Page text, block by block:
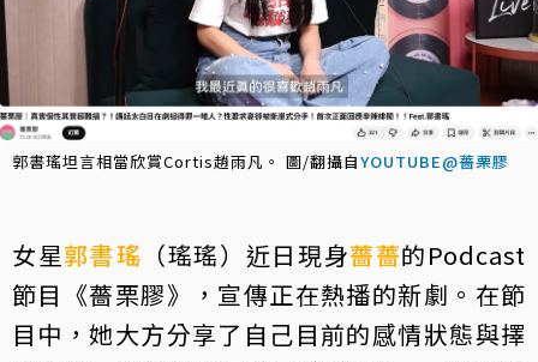
郭書瑤坦言相當欣賞Cortis趙雨凡。 圖/翻攝自YOUTUBE@薔栗膠
女星郭書瑤 （瑤瑤）近日現身薔薔的Podcast
節目《薔栗膠》，宣傳正在熱播的新劇。在節
目中，她大方分享了自己目前的感情狀態與擇